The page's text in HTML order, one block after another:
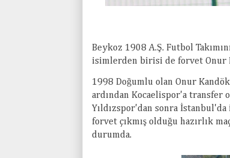
Beykoz 1908 A.Ş. Futbol
isimlerden birisi de forvet Onur
1998 Doğumlu olan Onur
ardından Kocaelispor'a transfer
Yıldızspor'dan sonra
forvet çıkmış olduğu hazırlık
durumda.